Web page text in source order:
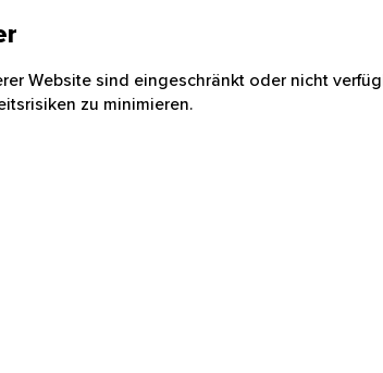
Website sind eingeschränkt oder nicht
zu minimieren.